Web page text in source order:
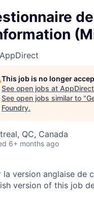
AppDirect
This job is no longer
See open jobs at AppDirect
See open jobs similar to "
Foundry.
QC, Canada
6+ months ago
la version anglaise de
version of this job